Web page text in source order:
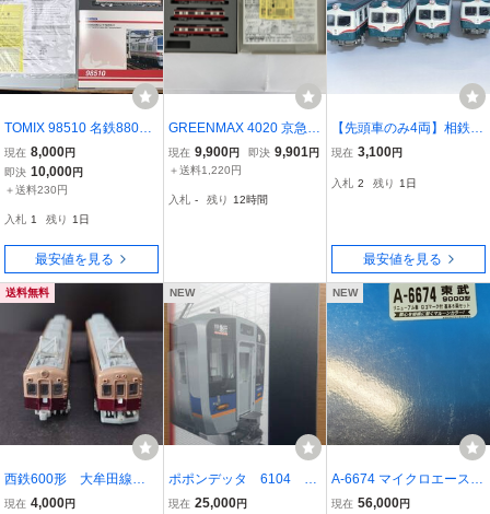
TOMIX 98510 名鉄8800
系 パノラマDXセット 3両
セット 名古屋鉄道 トミッ
クス Nゲージ 鉄道模型
現在 8,000円
即決 10,000円
＋送料230円
入札 1 残り 1日
最安値を見る
GREENMAX 4020 京急
新1000形 2次車 基本 4両
編成セット 動力付き Nゲ
道模型 中古 Y11501190
現在 9,900円 即決 9,901 円
＋送料1,220円
入札 - 残り 12時間
【先頭車のみ4両】相鉄5
000系 鉄道コレクション
トより
現在 3,100円
入札 2 残り 1日
最安値を見る
送料無料
西鉄600形 大牟田線
旧塗装 ワンマイル デ
現在 4,000円
NEW
ポポンデッタ 6104 南
海8300系南海線（初期車
現在 25,000円
NEW
A-6674 マイクロエース
東武9000系10両セット
現在 56,000円